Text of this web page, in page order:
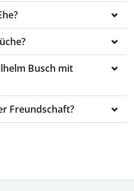
Busch mit
Freundschaft?